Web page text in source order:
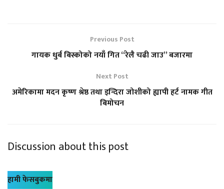
Previous Post
गायक धुर्ब बिस्कोको नयाँ गित “रेलै चढी जाउ” बजारमा
Next Post
अमेरिकामा मदन कृष्ण श्रेष्ठ तथा इन्दिरा जोशीको ह्यापी हर्ट नामक गीत
बिमोचन
Discussion about this post
हामी फेसबुकमा